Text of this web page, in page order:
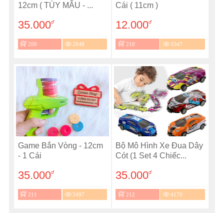
12cm ( TÙY MẪU - ...
35.000đ
209 2948
Cái ( 11cm )
12.000đ
210 3347
Game Bắn Vòng - 12cm
- 1 Cái
35.000đ
211 3497
Bộ Mô Hình Xe Đua Dây
Cót (1 Set 4 Chiếc...
35.000đ
212 4170